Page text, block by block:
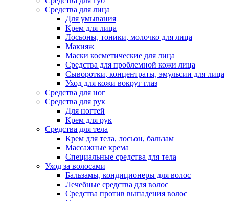
Средства для лица
Для умывания
Крем для лица
Лосьоны, тоники, молочко для лица
Макияж
Маски косметические для лица
Средства для проблемной кожи лица
Сыворотки, концентраты, эмульсии для лица
Уход для кожи вокруг глаз
Средства для ног
Средства для рук
Для ногтей
Крем для рук
Средства для тела
Крем для тела, лосьон, бальзам
Массажные крема
Специальные средства для тела
Уход за волосами
Бальзамы, кондиционеры для волос
Лечебные средства для волос
Средства против выпадения волос